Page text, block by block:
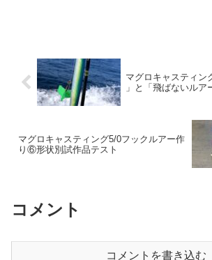
マグロキャスティン
」と「飛ばないルア
マグロキャスティング5/0フックルアー作
り⑥形状別試作品テスト
コメント
コメントを書き込む